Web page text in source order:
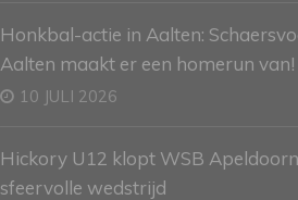
Honkbal-actie in Aalten:
Aalten maakt er een homerun van!
10 JULI 2026
Hickory U12 klopt WSB
sfeervolle wedstrijd